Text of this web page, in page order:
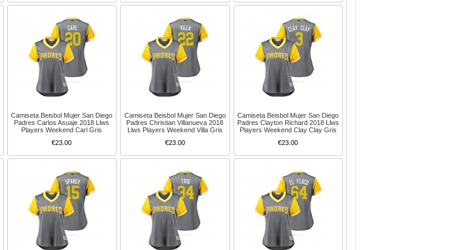
Camiseta Beisbol Mujer San Diego
Padres Carlos Asuaje 2018 Llws
Players Weekend Carl Gris
€23.00
Camiseta Beisbol Mujer San Diego
Padres Christian Villanueva 2018
Llws Players Weekend Villa Gris
€23.00
Camiseta Beisbol Mujer San Diego
Padres Clayton Richard 2018 Llws
Players Weekend Clay Clay Gris
€23.00